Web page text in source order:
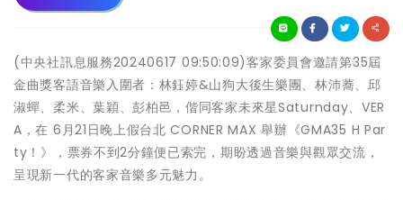
(中央社訊息服務20240617 09:50:09)客家委員會邀請第35屆
金曲獎客語音樂入圍者：林鈺婷&山狗大後生樂團、林沛蕎、邱
淑蟬、柔米、葉穎、彭柏邑，偕同客家未來星Saturnday、VER
A，在 6月21日晚上假台北 CORNER MAX 舉辦《GMA35 H Par
ty！》，票券不到2分鐘便已索完，期盼透過音樂與觀眾交流，
呈現新一代的客家音樂多元魅力。